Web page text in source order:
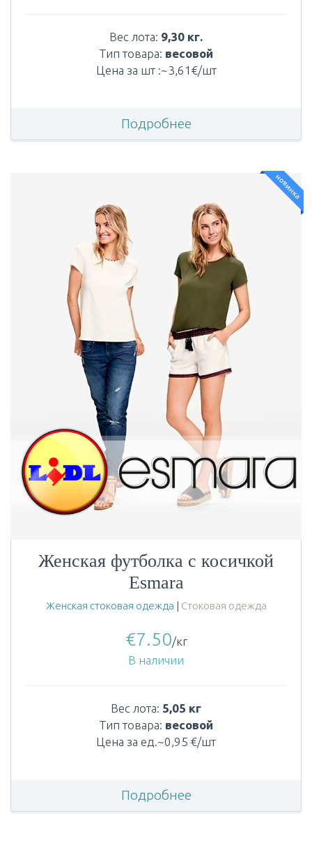
Вес лота: 9,30 кг.
Тип товара: весовой
Цена за шт :~3,61€/шт
Подробнее
новинка
Женская футболка с косичкой
Esmara
Женская стоковая одежда | Стоковая одежда
€7.50/кг
В наличии
Вес лота: 5,05 кг
Тип товара: весовой
Цена за ед.~0,95 €/шт
Подробнее